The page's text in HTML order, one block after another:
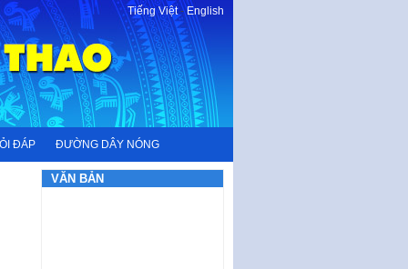
Tiếng Việt-English
ĐÁP ĐƯỜNG DÂY NÓNG
VĂN BẢN